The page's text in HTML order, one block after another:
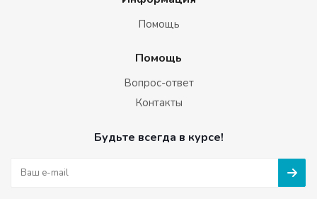
Помощь
Помощь
Вопрос-ответ
Контакты
Будьте всегда в курсе!